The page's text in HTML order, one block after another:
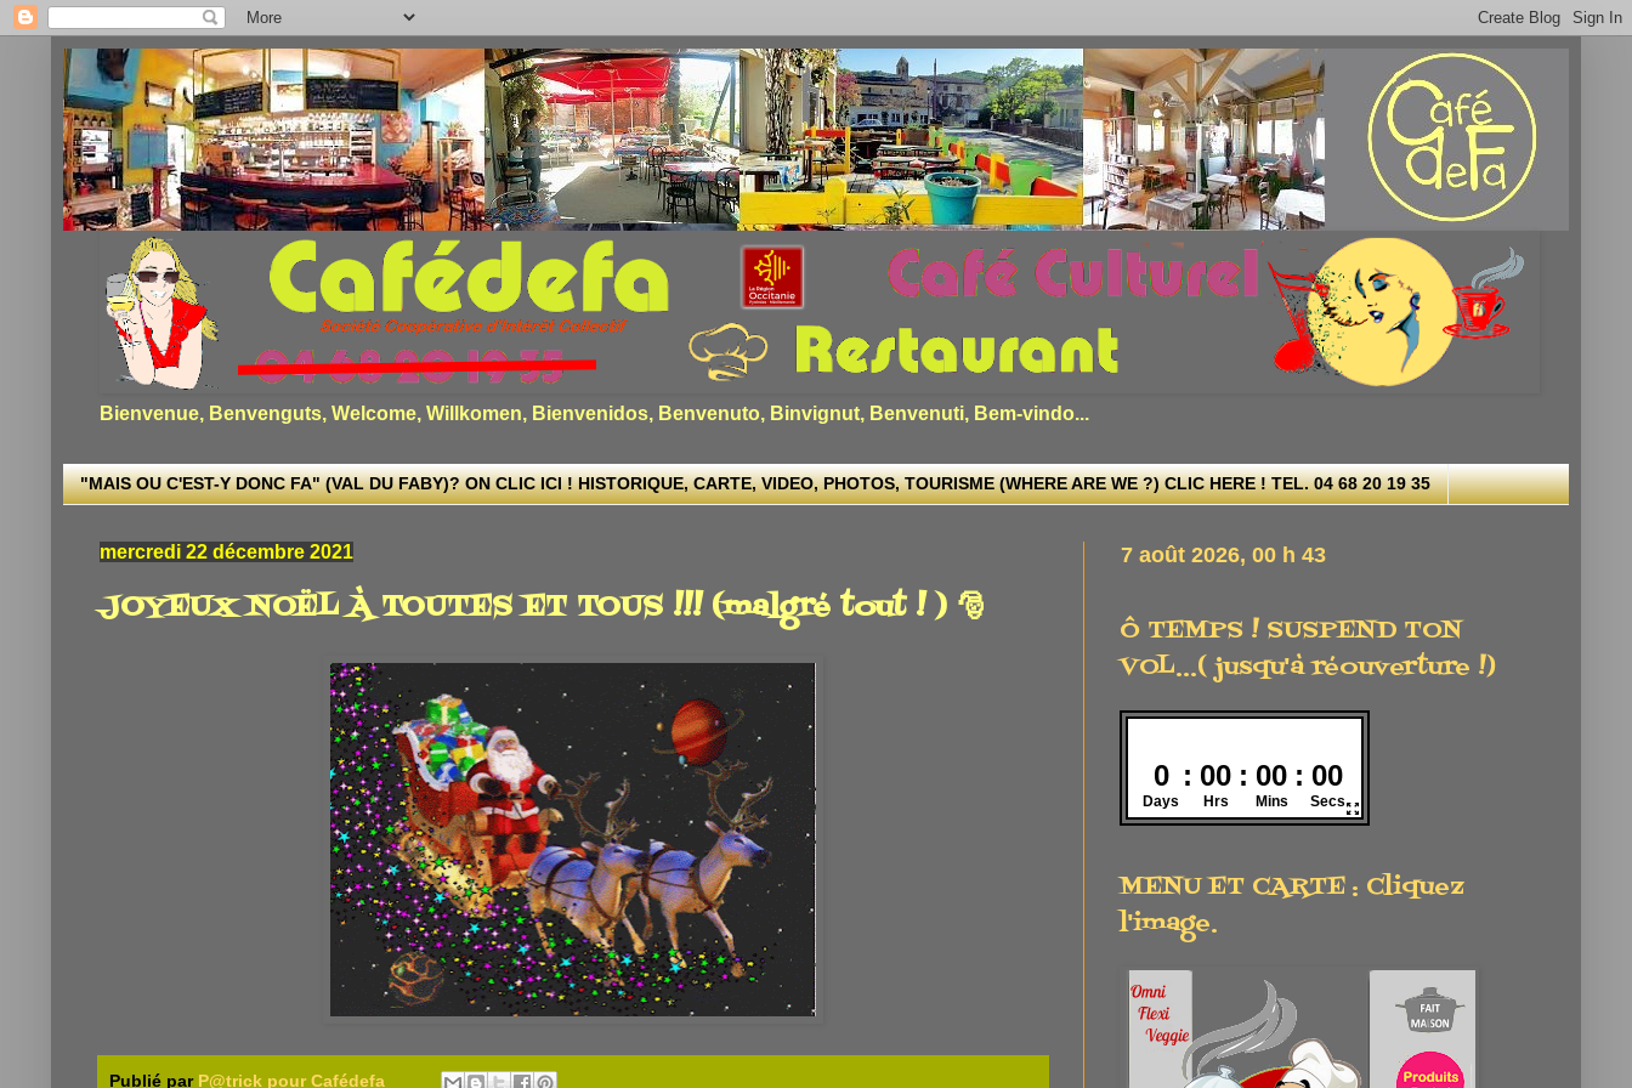
Bienvenue, Benvenguts, Welcome, Willkomen, Bienvenidos, Benvenuto, Binvignut, Benvenuti, Bem-vindo...
"MAIS OU C'EST-Y DONC FA" (VAL DU FABY)? ON CLIC ICI ! HISTORIQUE, CARTE, VIDEO, PHOTOS, TOURISME (WHERE ARE WE ?) CLIC HERE ! TEL. 04 68 20 19 35
mercredi 22 décembre 2021
JOYEUX NOËL À TOUTES ET TOUS !!! (malgré tout ! ) 🎅
Publié par P@trick pour Cafédefa
Ô TEMPS ! SUSPEND TON
VOL...( jusqu'à réouverture !)
MENU ET CARTE : Cliquez
l'image.